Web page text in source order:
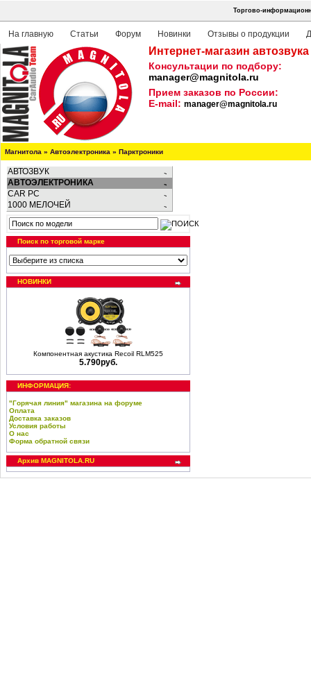
Торгово-
На главную Статьи Форум Новинки Отзывы о продукции
Интернет-магазин
Консультации по подбору:
manager@magnitola.ru
Прием заказов по России:
E-mail: manager@magnitola.ru
Магнитола » Автоэлектроника » Парктроники
АВТОЗВУК
АВТОЭЛЕКТРОНИКА
CAR PC
1000 МЕЛОЧЕЙ
Поиск по торговой марке
НОВИНКИ
Компонентная акустика Recoil RLM525
5.790руб.
ИНФОРМАЦИЯ:
"Горячая линия" магазина на форуме
Оплата
Доставка заказов
Условия работы
О нас
Форма обратной связи
Архив MAGNITOLA.RU